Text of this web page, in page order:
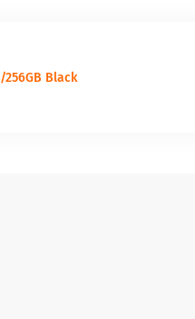
Jeho tenký a elegantní design
do ruky. Čtečka otisků prstů
dat chrání vaše soukromí a
spolehnout i v náročných
256GB Black